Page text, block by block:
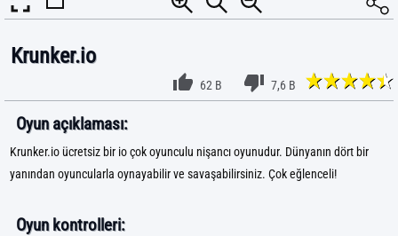
Krunker.io
62 B 7,6 B
Oyun açıklaması:
Krunker.io ücretsiz bir io çok oyunculu nişancı oyunudur. Dünyanın dört bir
yanından oyuncularla oynayabilir ve savaşabilirsiniz. Çok eğlenceli!
Oyun kontrolleri: